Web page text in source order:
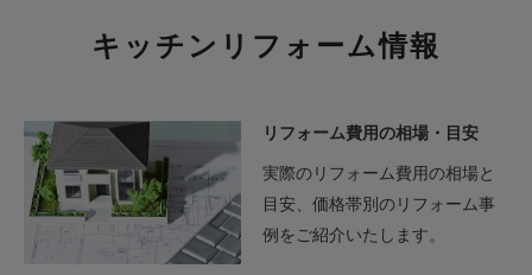
キッチンリフォーム情報
リフォーム費用の相場・目安
実際のリフォーム費用の相場と
目安、価格帯別のリフォーム事
例をご紹介いたします。